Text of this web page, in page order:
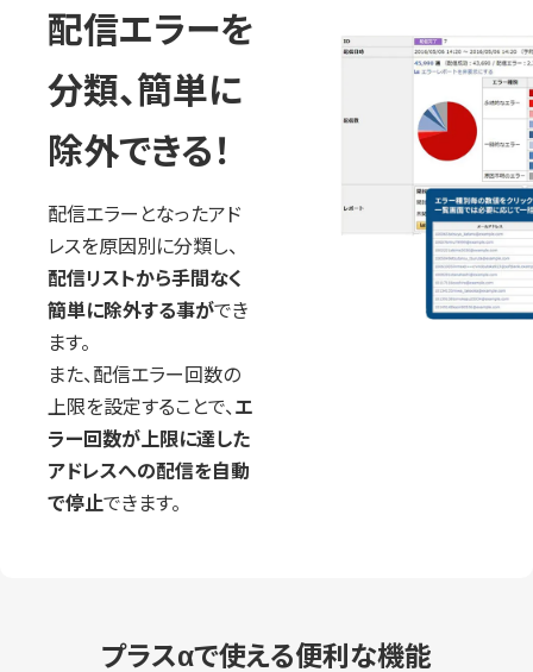
配信エラーを
分類、簡単に
除外できる！
配信エラーとなったアド
レスを原因別に分類し、
配信リストから手間なく
簡単に除外する事ができ
ます。
また、配信エラー回数の
上限を設定することで、エ
ラー回数が上限に達した
アドレスへの配信を自動
で停止できます。
プラスαで使える便利な機能